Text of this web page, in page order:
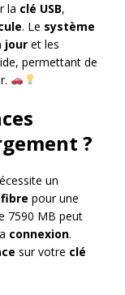
la clé USB,
. Le système
jour et les
permettant de
?
un
fibre pour une
7590 MB peut
connexion.
sur votre clé